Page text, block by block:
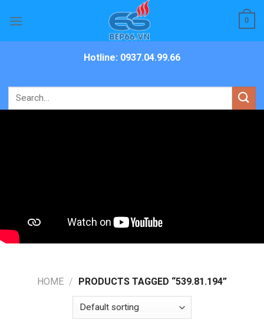
0
Hotline: 0937.04.99.66
Search
for:
HOME / PRODUCTS TAGGED “539.81.194”